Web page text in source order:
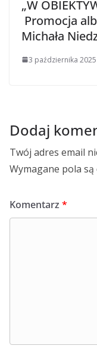
„W
Promocja
Michała
3 października 2025
Dodaj
Twój adres email
Wymagane pola są
Komentarz *